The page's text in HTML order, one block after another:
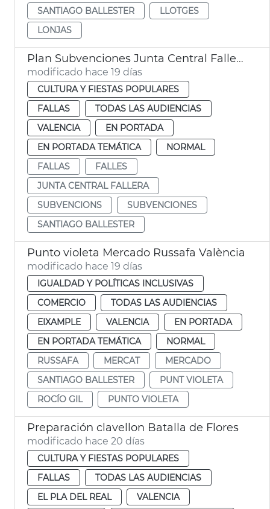
SANTIAGO BALLESTER
LLOTGES
LONJAS
Plan Subvenciones Junta Central Fallera València
modificado hace 19 días
CULTURA Y FIESTAS POPULARES
FALLAS
TODAS LAS AUDIENCIAS
VALENCIA
EN PORTADA
EN PORTADA TEMÁTICA
NORMAL
FALLAS
FALLES
JUNTA CENTRAL FALLERA
SUBVENCIONS
SUBVENCIONES
SANTIAGO BALLESTER
Punto violeta Mercado Russafa València
modificado hace 19 días
IGUALDAD Y POLÍTICAS INCLUSIVAS
COMERCIO
TODAS LAS AUDIENCIAS
EIXAMPLE
VALENCIA
EN PORTADA
EN PORTADA TEMÁTICA
NORMAL
RUSSAFA
MERCAT
MERCADO
SANTIAGO BALLESTER
PUNT VIOLETA
ROCÍO GIL
PUNTO VIOLETA
Preparación clavellon Batalla de Flores
modificado hace 20 días
CULTURA Y FIESTAS POPULARES
FALLAS
TODAS LAS AUDIENCIAS
EL PLA DEL REAL
VALENCIA